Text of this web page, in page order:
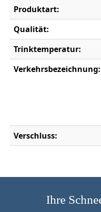
Produktart:
Qualität:
Trinktemperatur:
Verkehrsbezeichnung:
Verschluss:
Ihre